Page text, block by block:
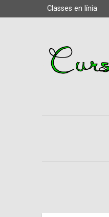
Classes en línia